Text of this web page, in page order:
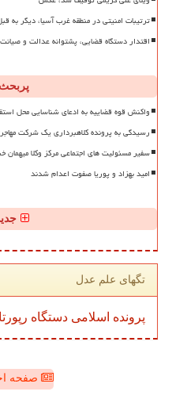
ترتیبات امنیتی در منطقه غرب آسیا، دیگر به
اقتدار دستگاه قضایی، پشتوانه عدالت و
واکنش قوه قضاییه به ادعای شناسایی محل
رسیدگی به پرونده کلاهبرداری یک شرکت مهاجرتی با حدود ۳۰۰ شاکی
سفیر مسئولیت های اجتماعی مرکز وکلا میهمان
امید بهزاد و پوریا صفوت اعدام شدند
تگهای علم عدل
پرونده اسلامی دستگاه
صفحه